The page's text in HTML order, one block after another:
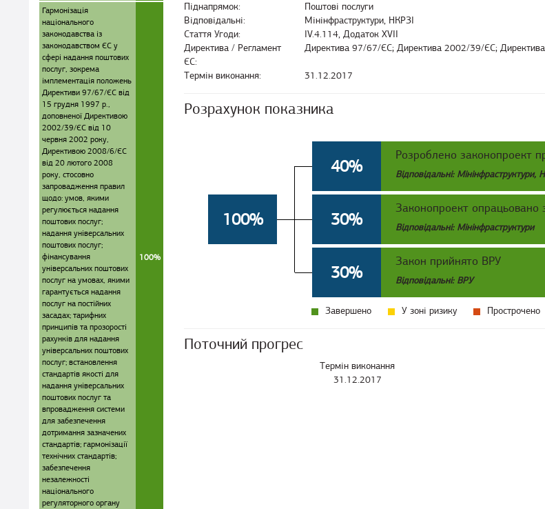
Піднапрямок:
Поштові послуги
Відповідальні:
Мінінфраструктури, НКРЗІ
Стаття Угоди:
ІV.4.114, Додаток XVII
Директива / Регламент
ЄС:
Директива 97/67/ЄС; Директива 2002/39/ЄC;
Термін виконання: 31.12.2017
Розрахунок показника
100%
40%
Розроблено законопроект
Відповідальні: Мінінфраструктури,
30%
Законопроект опрацьовано
Відповідальні: Мінінфраструктури
30%
Закон прийнято ВРУ
Відповідальні: ВРУ
Завершено У зоні ризику Прострочено
Поточний прогрес
Термін виконання
31.12.2017
Гармонізація
національного
законодавства із
законодавством ЄС у
сфері надання поштових
послуг, зокрема
імплементація положень
Директиви 97/67/ЄС від
15 грудня 1997 р.,
доповненої Директивою
2002/39/ЄC від 10
червня 2002 року,
Директивою 2008/6/ЄС
від 20 лютого 2008
року, стосовно
запровадження правил
щодо: умов, якими
регулюється надання
поштових послуг;
надання універсальних
поштових послуг;
фінансування
універсальних поштових
послуг на умовах, якими
гарантується надання
послуг на постійних
засадах; тарифних
принципів та прозорості
рахунків для надання
універсальних поштових
послуг; встановлення
стандартів якості для
надання універсальних
поштових послуг та
впровадження системи
для забезпечення
дотримання зазначених
стандартів; гармонізації
технічних стандартів;
забезпечення
незалежності
національного
регуляторного органу
100%